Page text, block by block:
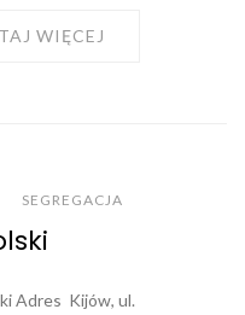
WIĘCEJ
SEGREGACJA
Adres Kijów, ul.